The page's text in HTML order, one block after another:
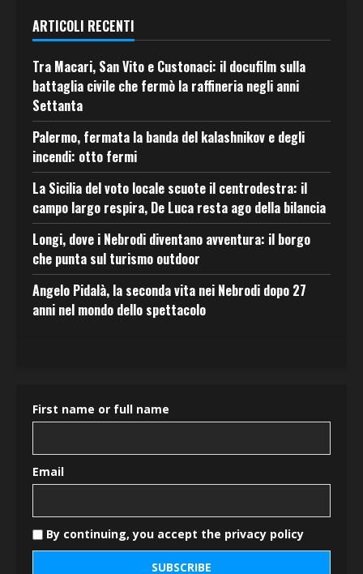
ARTICOLI RECENTI
Tra Macari, San Vito e Custonaci: il docufilm sulla
battaglia civile che fermò la raffineria negli anni
Settanta
Palermo, fermata la banda del kalashnikov e degli
incendi: otto fermi
La Sicilia del voto locale scuote il centrodestra: il
campo largo respira, De Luca resta ago della bilancia
Longi, dove i Nebrodi diventano avventura: il borgo
che punta sul turismo outdoor
Angelo Pidalà, la seconda vita nei Nebrodi dopo 27
anni nel mondo dello spettacolo
First name or full name
Email
By continuing, you accept the privacy policy